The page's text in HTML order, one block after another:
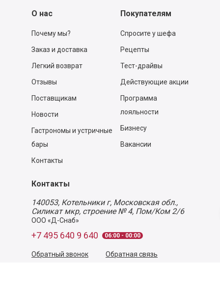
О нас
Почему мы?
Заказ и доставка
Легкий возврат
Отзывы
Поставщикам
Новости
Гастрономы и устричные
бары
Контакты
Покупателям
Спросите у шефа
Рецепты
Тест-драйвы
Действующие акции
Программа
лояльности
Бизнесу
Вакансии
Контакты
140053, Котельники г, Московская обл.,
Силикат мкр, строение № 4, Пом/Ком 2/6
ООО «Д-Снаб»
+7 495 640 9 640 06:00 - 00:00
Обратный звонок Обратная связь